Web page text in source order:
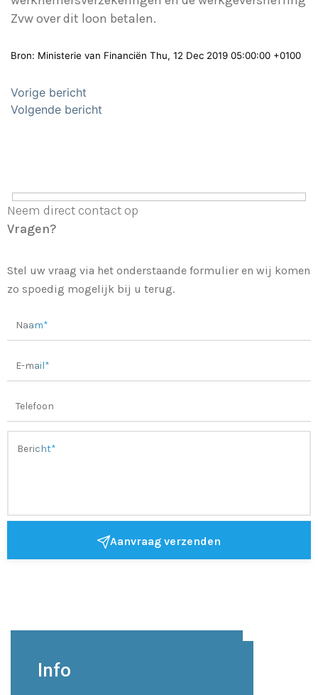
Zvw over dit loon betalen.
Bron: Ministerie van Financiën Thu, 12 Dec 2019 05:00:00 +0100
Bericht
navigatie
Vorige bericht
Volgende bericht
Neem direct contact op
Vragen?
Stel uw vraag via het onderstaande formulier en wij komen
zo spoedig mogelijk bij u terug.
Aanvraag verzenden
Info